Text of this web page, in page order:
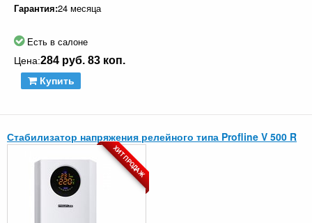
Гарантия:24 месяца
Есть в салоне
Цена:284 руб. 83 коп.
Купить
Стабилизатор напряжения релейного типа Profline V 500 R
ХИТ ПРОДАЖ